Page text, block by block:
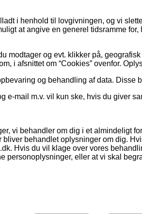
i henhold til lovgivningen, og vi
at angive en generel tidsramme
modtager og evt. klikker på,
i afsnittet om “Cookies” ovenfor.
og behandling af data.
e-mail m.v. vil kun ske, hvis du giver
vi behandler om dig i et almindeligt
behandlet oplysninger om dig.
Hvis du vil klage over vores
eller at vi skal